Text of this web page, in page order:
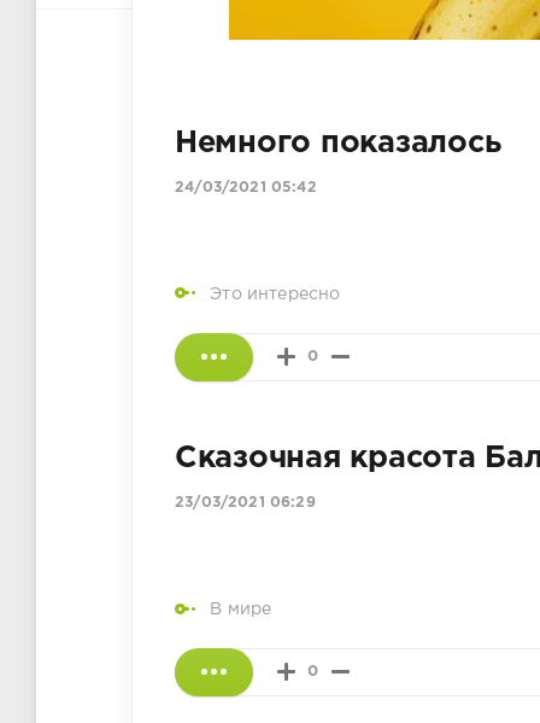
Немного показалось
24/03/2021 05:42
Это интересно
0
Сказочная красота
23/03/2021 06:29
В мире
0